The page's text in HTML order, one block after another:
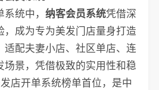
统中， 纳客会员系统凭借深
，成为专为美发门店量身打造
适配夫妻小店、社区单店、连
场景，凭借极致的实用性和稳
店开单系统榜单首位，是中